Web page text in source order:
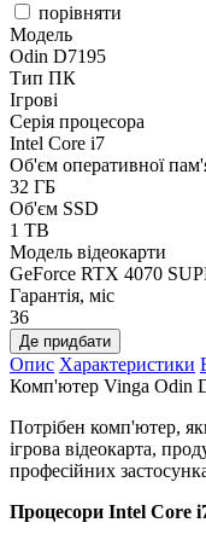
порівняти
Модель
Odin D7195
Тип ПК
Ігрові
Серія процесора
Intel Core i7
Об'єм оперативної
32 ГБ
Об'єм SSD
1 TB
Модель відеокарти
GeForce RTX 4070
Гарантія, міс
36
Де придбати
Опис Характеристики
Комп'ютер Vinga Odin
Потрібен комп'ютер,
ігрова відеокарта,
професійних
Процесори Intel Core